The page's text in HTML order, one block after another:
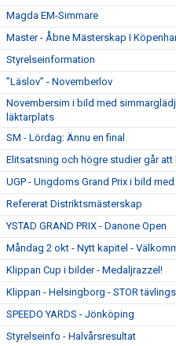
Magda EM-Simmare
Master - Åbne Mästerskap I
Styrelseinformation
”Läslov” - Novemberlov
Novembersim i bild med
läktarplats
SM - Lördag: Ännu en final
Elitsatsning och högre studier går att
UGP - Ungdoms Grand Prix i bild
Refererat Distriktsmästerskap
YSTAD GRAND PRIX - Danone Open
Måndag 2 okt - Nytt kapitel -
Klippan Cup i bilder - Medaljrazzel!
Klippan - Helsingborg - STOR
SPEEDO YARDS - Jönköping
Styrelseinfo - Halvårsresultat